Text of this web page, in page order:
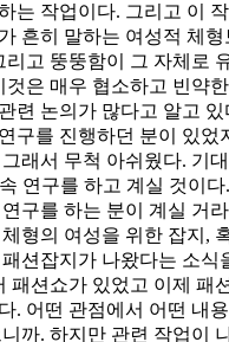
는 작업이다. 그리고 이
흔히 말하는 여성적 체형
리고 뚱뚱함이 그 자체로
것은 매우 협소하고 빈약
련 논의가 많다고 알고 있
구를 진행하던 분이 있었
래서 무척 아쉬웠다. 기
연구를 하고 계실 것이
구를 하는 분이 계실 거
형의 여성을 위한 잡지,
션잡지가 나왔다는 소식
패션쇼가 있었고 이제 패
. 어떤 관점에서 어떤 내
까. 하지만 관련 작업이